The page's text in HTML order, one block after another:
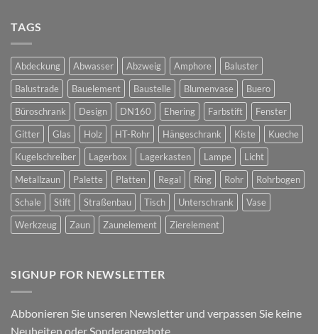
TAGS
Abdeckung Abwasser Abzweig Amphore
Baluster
Balustrade
Bauelement Baustelle Blumenvase
Buero
Büroschrank
Design DN160 Ehering Farbstift
Fenster
Gitter
Glas Holz HT-Rohr Hängeschrank Kiste
Kueche
Kugelschreiber
Lagerbox Lagerkasten Lampe
Licht
Metallzaun
Palette Platten Regal Ring Rohr
Rohrbogen
Schale
Stift Straßenbau Tisch Unterschrank
Vase
Werkzeug
Zaun Zaunelement Zierelement
SIGNUP FOR NEWSLETTER
Abbonieren Sie unseren Newsletter und verpassen Sie keine
Neuheiten oder Sonderangebote.